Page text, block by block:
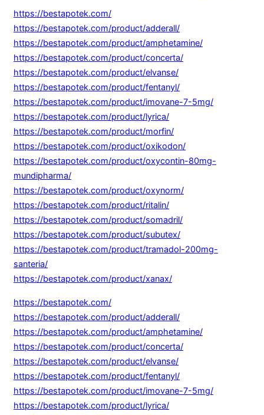
https://bestapotek.com/
https://bestapotek.com/product/adderall/
https://bestapotek.com/product/amphetamine/
https://bestapotek.com/product/concerta/
https://bestapotek.com/product/elvanse/
https://bestapotek.com/product/fentanyl/
https://bestapotek.com/product/imovane-7-5mg/
https://bestapotek.com/product/lyrica/
https://bestapotek.com/product/morfin/
https://bestapotek.com/product/oxikodon/
https://bestapotek.com/product/oxycontin-80mg-
mundipharma/
https://bestapotek.com/product/oxynorm/
https://bestapotek.com/product/ritalin/
https://bestapotek.com/product/somadril/
https://bestapotek.com/product/subutex/
https://bestapotek.com/product/tramadol-200mg-
santeria/
https://bestapotek.com/product/xanax/
https://bestapotek.com/
https://bestapotek.com/product/adderall/
https://bestapotek.com/product/amphetamine/
https://bestapotek.com/product/concerta/
https://bestapotek.com/product/elvanse/
https://bestapotek.com/product/fentanyl/
https://bestapotek.com/product/imovane-7-5mg/
https://bestapotek.com/product/lyrica/